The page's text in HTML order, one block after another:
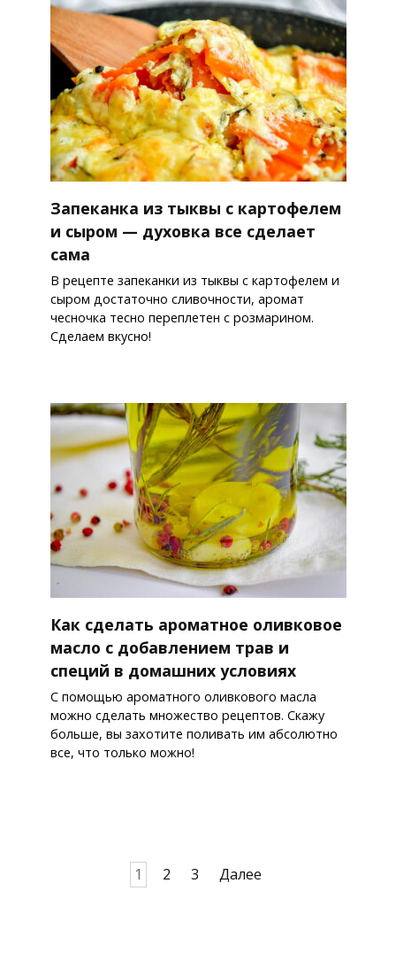
Запеканка из тыквы с картофелем
и сыром — духовка все сделает
сама
В рецепте запеканки из тыквы с картофелем и
сыром достаточно сливочности, аромат
чесночка тесно переплетен с розмарином.
Сделаем вкусно!
Как сделать ароматное оливковое
масло с добавлением трав и
специй в домашних условиях
С помощью ароматного оливкового масла
можно сделать множество рецептов. Скажу
больше, вы захотите поливать им абсолютно
все, что только можно!
1 2 3 Далее